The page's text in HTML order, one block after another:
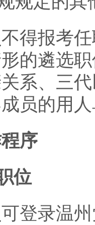
报考任
的遴选
系、三
员的用
序
位
录温州